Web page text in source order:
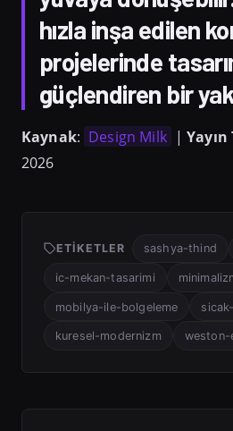
hızla inşa edilen
projelerinde
güçlendiren bir
Kaynak: Design Milk |
2026
ETIKETLER sashya-thind
ic-mekan-tasarimi
mobilya-ile-bolgeleme
kuresel-modernizm weston-